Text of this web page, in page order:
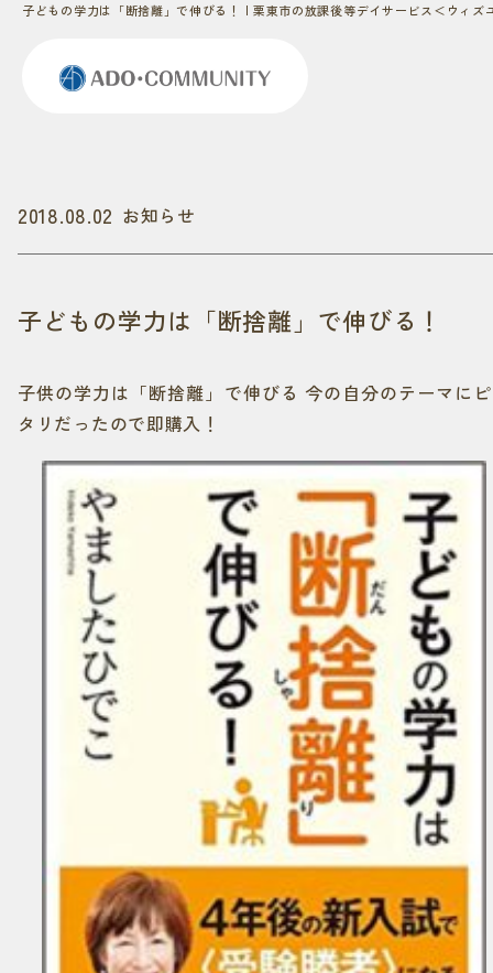
子どもの学力は「断捨離」で伸びる！ | 栗東市の放課後等デイサービス＜ウィ
2018.08.02 お知らせ
子どもの学力は「断捨離」で伸びる！
子供の学力は「断捨離」で伸びる 今の自分のテーマに
タリだったので即購入！